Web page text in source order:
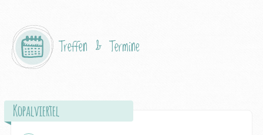
Treffen & Termine
Kopalviertel